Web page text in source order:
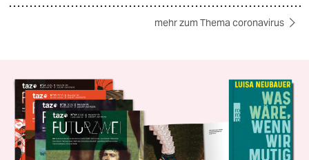
mehr zum Thema coronavirus